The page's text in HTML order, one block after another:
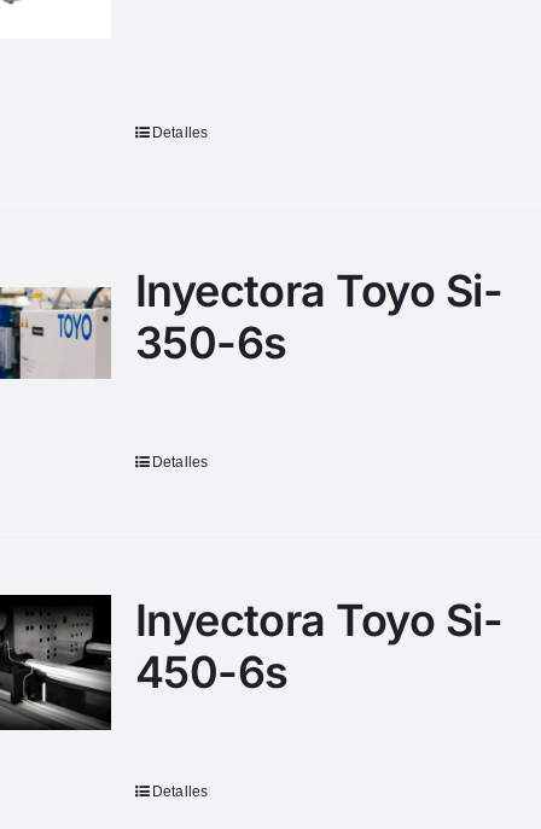
Detalles
Inyectora Toyo Si-
350-6s
Detalles
Inyectora Toyo Si-
450-6s
Detalles